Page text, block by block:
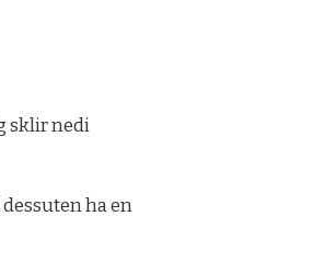
sklir nedi
ha en